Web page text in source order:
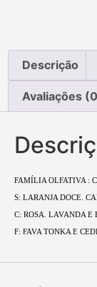
Descrição
Avaliações
FAMÍLIA OLFATIVA :
S: LARANJA DOCE.
C: ROSA. LAVANDA E
F: FAVA TONKA E